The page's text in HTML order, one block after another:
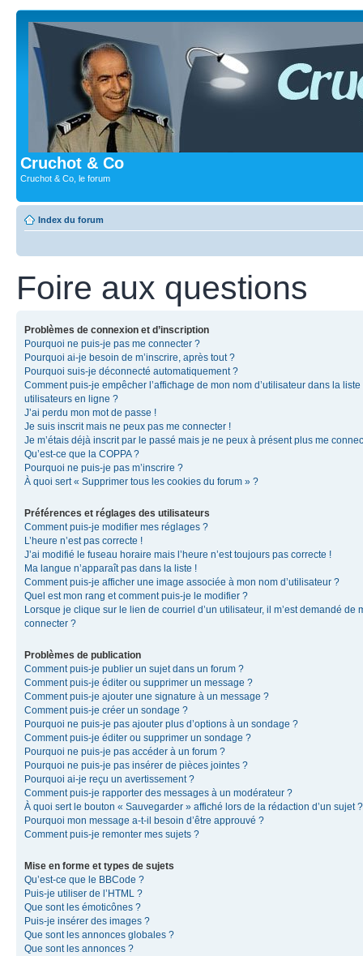
Cruchot & Co
Cruchot & Co, le forum
Index du forum
Foire aux questions
Problèmes de connexion et d’inscription
Pourquoi ne puis-je pas me connecter ?
Pourquoi ai-je besoin de m’inscrire, après tout ?
Pourquoi suis-je déconnecté automatiquement ?
Comment puis-je empêcher l’affichage de mon nom d’utilisateur dans la liste
utilisateurs en ligne ?
J’ai perdu mon mot de passe !
Je suis inscrit mais ne peux pas me connecter !
Je m’étais déjà inscrit par le passé mais je ne peux à présent plus me
Qu’est-ce que la COPPA ?
Pourquoi ne puis-je pas m’inscrire ?
À quoi sert « Supprimer tous les cookies du forum » ?
Préférences et réglages des utilisateurs
Comment puis-je modifier mes réglages ?
L’heure n’est pas correcte !
J’ai modifié le fuseau horaire mais l’heure n’est toujours pas correcte !
Ma langue n’apparaît pas dans la liste !
Comment puis-je afficher une image associée à mon nom d’utilisateur ?
Quel est mon rang et comment puis-je le modifier ?
Lorsque je clique sur le lien de courriel d’un utilisateur, il m’est demandé de
connecter ?
Problèmes de publication
Comment puis-je publier un sujet dans un forum ?
Comment puis-je éditer ou supprimer un message ?
Comment puis-je ajouter une signature à un message ?
Comment puis-je créer un sondage ?
Pourquoi ne puis-je pas ajouter plus d’options à un sondage ?
Comment puis-je éditer ou supprimer un sondage ?
Pourquoi ne puis-je pas accéder à un forum ?
Pourquoi ne puis-je pas insérer de pièces jointes ?
Pourquoi ai-je reçu un avertissement ?
Comment puis-je rapporter des messages à un modérateur ?
À quoi sert le bouton « Sauvegarder » affiché lors de la rédaction d’un sujet ?
Pourquoi mon message a-t-il besoin d’être approuvé ?
Comment puis-je remonter mes sujets ?
Mise en forme et types de sujets
Qu’est-ce que le BBCode ?
Puis-je utiliser de l’HTML ?
Que sont les émoticônes ?
Puis-je insérer des images ?
Que sont les annonces globales ?
Que sont les annonces ?